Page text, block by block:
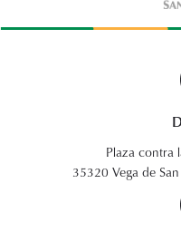
Plaza contra
35320 Vega de